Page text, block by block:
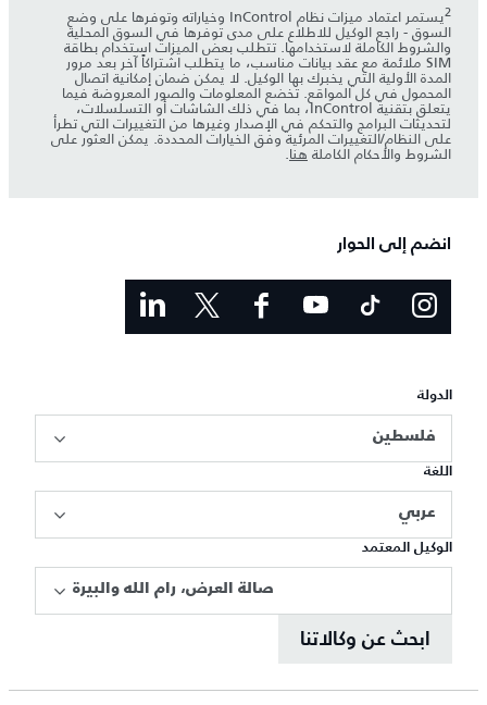
2 يستمر اعتماد ميزات نظام InControl وخياراته وتوفرها على وضع
السوق - راجع الوكيل للاطلاع على مدى توفرها في السوق المحلية
والشروط الكاملة لاستخدامها. تتطلب بعض الميزات استخدام بطاقة
SIM ملائمة مع عقد بيانات مناسب، ما يتطلب اشتراكاً آخر بعد مرور
المدة الأولية التي يخبرك بها الوكيل. لا يمكن ضمان إمكانية اتصال
المحمول في كل المواقع. تخضع المعلومات والصور المعروضة فيما
يتعلق بتقنية InControl، بما في ذلك الشاشات أو التسلسلات،
لتحديثات البرامج والتحكم في الإصدار وغيرها من التغييرات التي تطرأ
على النظام/التغييرات المرئية وفق الخيارات المحددة. يمكن العثور على
الشروط والأحكام الكاملة هنا.
انضم إلى الحوار
الدولة
فلسطين
اللغة
عربي
الوكيل المعتمد
صالة العرض، رام الله والبيرة
ابحث عن وكالاتنا